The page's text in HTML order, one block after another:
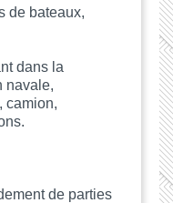
de bateaux,
dans la
navale,
camion,
de parties